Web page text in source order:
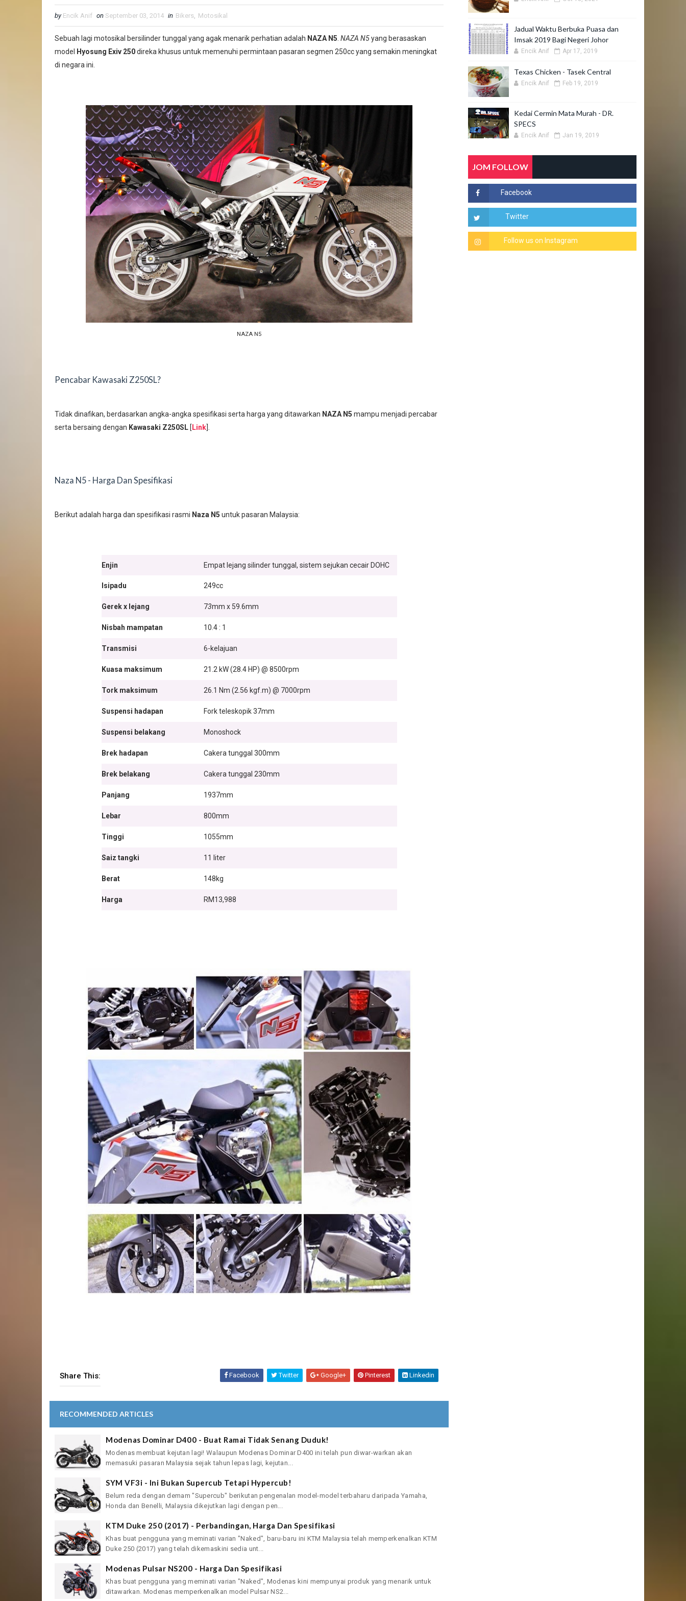
by Encik Anif on September 03, 2014 in Bikers, Motosikal
Sebuah lagi motosikal bersilinder tunggal yang agak menarik perhatian adalah NAZA N5 NAZA N5yang berasaskan
model
Hyosung Exiv 250direka khusus untuk memenuhi permintaan pasaran segmen 250cc yang semakin meningkat
di negara ini.
NAZA N5
Pencabar Kawasaki Z250SL?
Tidak dinafikan, berdasarkan angka-angka spesifikasi serta harga yang ditawarkan NAZA N5 mampu menjadi percabar
serta bersaing dengan Kawasaki Z250SL [ Link
Naza N5 - Harga Dan Spesifikasi
Berikut adalah harga dan spesifikasi rasmi Naza N5 untuk pasaran Malaysia:
Enjin Empat lejang silinder tunggal, sistem sejukan cecair DOHC
Isipadu 249cc
Gerek x lejang 73mm x 59.6mm
Nisbah mampatan 10.4 : 1
Transmisi 6-kelajuan
Kuasa maksimum 21.2 kW (28.4 HP) @ 8500rpm
Tork maksimum 26.1 Nm (2.56 kgf.m) @ 7000rpm
Suspensi hadapan Fork teleskopik 37mm
Suspensi belakang Monoshock
Brek hadapan Cakera tunggal 300mm
Brek belakang Cakera tunggal 230mm
Panjang 1937mm
Lebar 800mm
Tinggi 1055mm
Saiz tangki 11 liter
Berat 148kg
Harga RM13,988
Share This: Facebook Twitter Google+ Pinterest Linkedin
RECOMMENDED ARTICLES
Modenas Dominar D400 - Buat Ramai Tidak Senang Duduk!
Modenas membuat kejutan lagi! Walaupun Modenas Dominar D400 ini telah pun diwar-warkan akan
memasuki pasaran Malaysia sejak tahun lepas lagi, kejutan...
SYM VF3i - Ini Bukan Supercub Tetapi Hypercub!
Belum reda dengan demam "Supercub" berikutan pengenalan model-model terbaharu daripada Yamaha,
Honda dan Benelli, Malaysia dikejutkan lagi dengan pen...
KTM Duke 250 (2017) - Perbandingan, Harga Dan Spesifikasi
Khas buat pengguna yang meminati varian "Naked", baru-baru ini KTM Malaysia telah memperkenalkan KTM
Duke 250 (2017) yang telah dikemaskini sedia unt...
Modenas Pulsar NS200 - Harga Dan Spesifikasi
Khas buat pengguna yang meminati varian "Naked", Modenas kini mempunyai produk yang menarik untuk
ditawarkan. Modenas memperkenalkan model Pulsar NS2...
Jadual Waktu Berbuka Puasa dan
Imsak 2019 Bagi Negeri Johor
Encik Anif Apr 17, 2019
Texas Chicken - Tasek Central
Encik Anif Feb 19, 2019
Kedai Cermin Mata Murah - DR.
SPECS
Encik Anif Jan 19, 2019
JOM FOLLOW